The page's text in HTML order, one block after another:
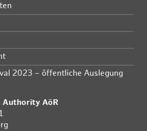
2023 – öffentliche Auslegung
Authority AöR